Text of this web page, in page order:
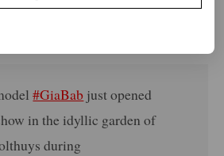
tas viel op, gedragen met hoge
een rok in dezelfde tint.
#GiaBab just opened
in the idyllic garden of
during